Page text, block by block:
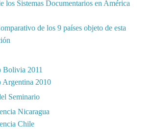
los Sistemas Documentarios en América
de los 9 países objeto de esta
Bolivia 2011
Argentina 2010
Seminario
Nicaragua
Chile